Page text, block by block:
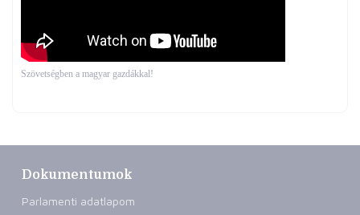
Szövetségben a magyar gazdákkal!
Dokumentumok
Parlamenti adatlapom